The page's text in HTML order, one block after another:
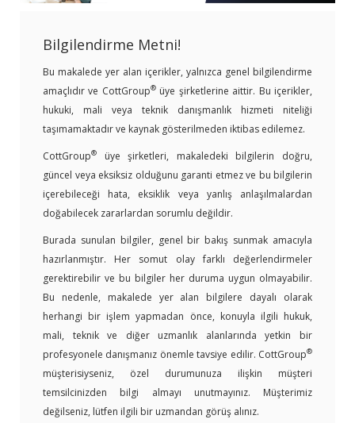
Bilgilendirme Metni!
Bu makalede yer alan içerikler, yalnızca genel bilgilendirme
amaçlıdır ve CottGroup®üye şirketlerine aittir. Bu içerikler,
hukuki, mali veya teknik danışmanlık hizmeti niteliği
taşımamaktadır ve kaynak gösterilmeden iktibas edilemez.
CottGroup®
üye şirketleri, makaledeki bilgilerin doğru,
güncel veya eksiksiz olduğunu garanti etmez ve bu bilgilerin
içerebileceği hata, eksiklik veya yanlış anlaşılmalardan
doğabilecek zararlardan sorumlu değildir.
Burada sunulan bilgiler, genel bir bakış sunmak amacıyla
hazırlanmıştır. Her somut olay farklı değerlendirmeler
gerektirebilir ve bu bilgiler her duruma uygun olmayabilir.
Bu nedenle, makalede yer alan bilgilere dayalı olarak
herhangi bir işlem yapmadan önce, konuyla ilgili hukuk,
mali, teknik ve diğer uzmanlık alanlarında yetkin bir
profesyonele danışmanız önemle tavsiye edilir. CottGroup®
müşterisiyseniz, özel durumunuza ilişkin müşteri
temsilcinizden bilgi almayı unutmayınız. Müşterimiz
değilseniz, lütfen ilgili bir uzmandan görüş alınız.